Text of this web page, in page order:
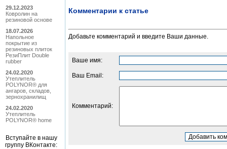
29.12.2023
Ковролин на
резиновой основе
18.07.2026
Напольное
покрытие из
резиновых плиток
РезиПлит Double
rubber
24.02.2020
Утеплитель
POLYNOR® для
ангаров, складов,
зернохранилищ
24.02.2020
Утеплитель
POLYNOR® home
Вступайте в нашу
группу ВКонтакте:
Комментарии к статье
Добавьте комментарий и введите Ваши данные.
Ваше имя:
Ваш Email:
Комментарий: